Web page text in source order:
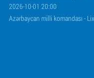
2026-10-01 20:00
Azərbaycan milli komandası -